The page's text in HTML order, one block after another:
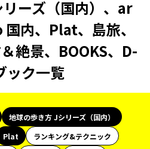
ーズ（国内）、ar
内、Plat、島旅、
絶景、BOOKS、D-
ック一覧
地球の歩き方 Jシリーズ（国内）
Plat
ランキング&テクニック